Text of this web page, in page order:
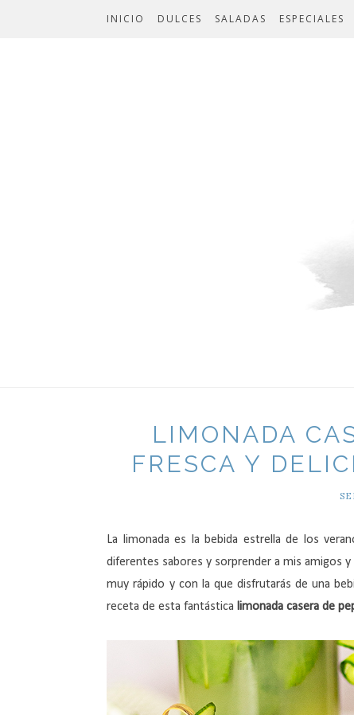
INICIO DULCES SALADAS ESPECIALES
LIMONADA
FRESCA Y
La limonada es la bebida estrella de los
diferentes sabores y sorprender a mis amigos
muy rápido y con la que disfrutarás de una
receta de esta fantástica limonada casera de